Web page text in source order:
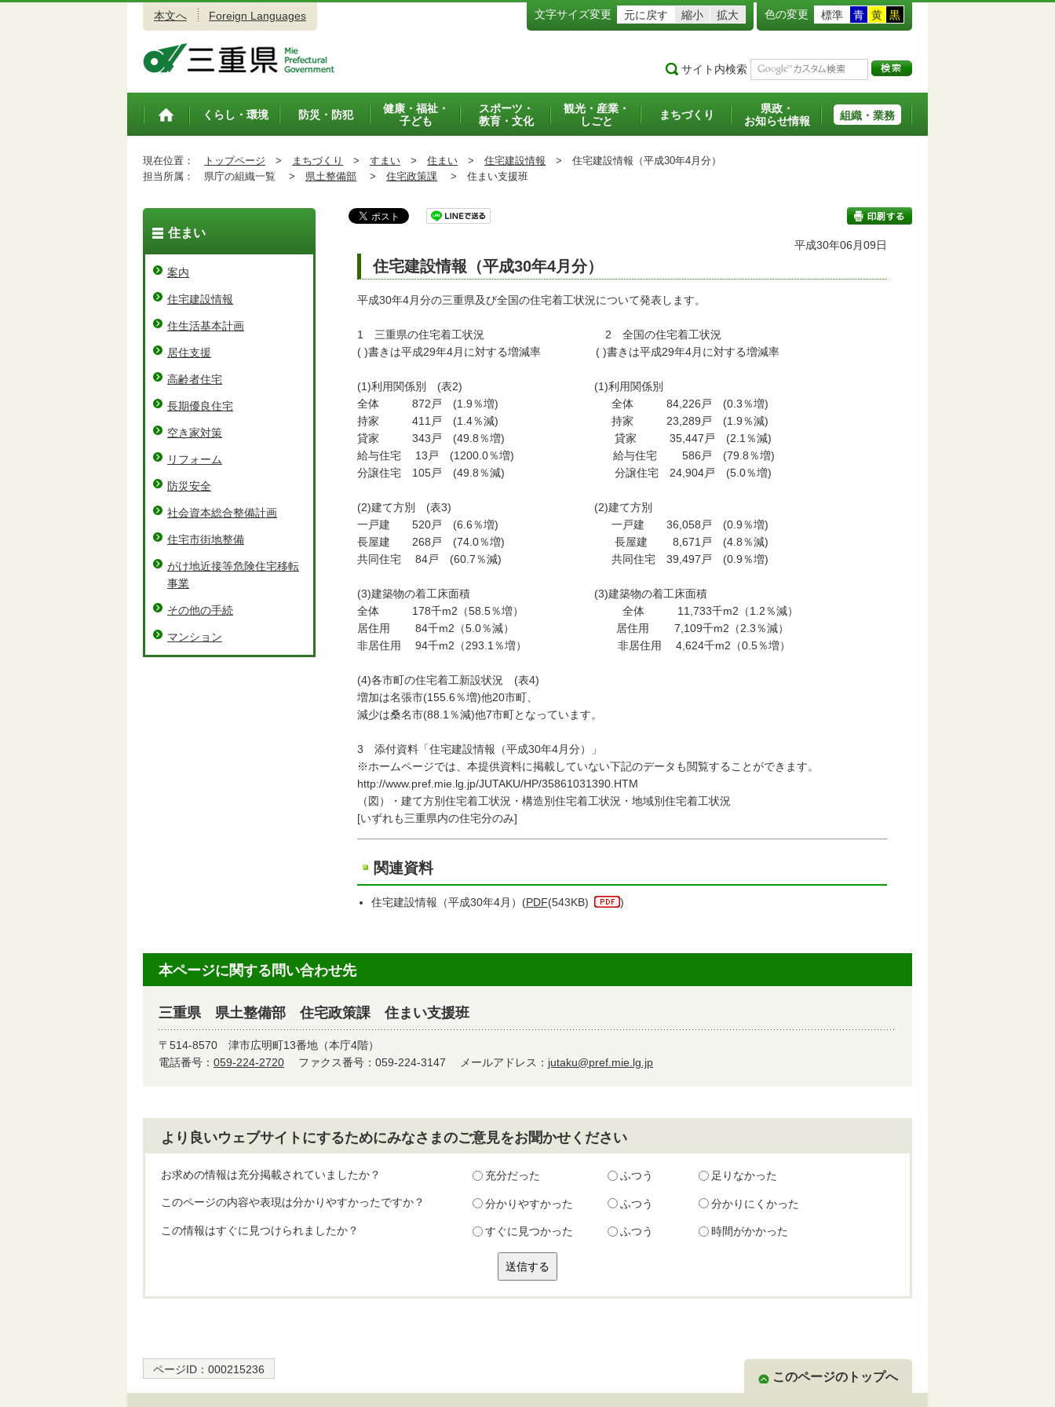
本文へ Foreign Languages 文字サイズ変更 元に戻す 縮小 拡大 色の変更 標準 青 黄 黒
サイト内検索
トップペ
くらし・環境 防災・防犯
健康・福祉・
子ども
スポーツ・
教育・文化
観光・産業・
しごと
まちづくり
県政・
お知らせ情報
組織・業務
現在位置： トップページ > まちづくり > すまい > 住まい > 住宅建設情報 > 住宅建設情報（平成30年4月分）
担当所属：
県庁の組織一覧 > 県土整備部 > 住宅政策課 > 住まい支援班
印刷する
平成30年06月09日
住宅建設情報（平成30年4月分）
平成30年4月分の三重県及び全国の住宅着工状況について発表します。
1 三重県の住宅着工状況 2 全国の住宅着工状況
( )書きは平成29年4月に対する増減率 ( )書きは平成29年4月に対する増減率
(1)利用関係別 (表2) (1)利用関係別
全体 872戸 (1.9％増) 全体 84,226戸 (0.3％増)
持家 411戸 (1.4％減) 持家 23,289戸 (1.9％減)
貸家 343戸 (49.8％増) 貸家 35,447戸 (2.1％減)
給与住宅 13戸 (1200.0％増) 給与住宅 586戸 (79.8％増)
分譲住宅 105戸 (49.8％減) 分譲住宅 24,904戸 (5.0％増)
(2)建て方別 (表3) (2)建て方別
一戸建 520戸 (6.6％増) 一戸建 36,058戸 (0.9％増)
長屋建 268戸 (74.0％増) 長屋建 8,671戸 (4.8％減)
共同住宅 84戸 (60.7％減) 共同住宅 39,497戸 (0.9％増)
(3)建築物の着工床面積 (3)建築物の着工床面積
全体 178千m2（58.5％増） 全体 11,733千m2（1.2％減）
居住用 84千m2（5.0％減） 居住用 7,109千m2（2.3％減）
非居住用 94千m2（293.1％増） 非居住用 4,624千m2（0.5％増）
(4)各市町の住宅着工新設状況 (表4)
増加は名張市(155.6％増)他20市町、
減少は桑名市(88.1％減)他7市町となっています。
3 添付資料「住宅建設情報（平成30年4月分）」
※ホームページでは、本提供資料に掲載していない下記のデータも閲覧することができます。
http://www.pref.mie.lg.jp/JUTAKU/HP/35861031390.HTM
（図）・建て方別住宅着工状況・構造別住宅着工状況・地域別住宅着工状況
[いずれも三重県内の住宅分のみ]
関連資料
住宅建設情報（平成30年4月）(PDF(543KB) )
住まい
案内
住宅建設情報
住生活基本計画
居住支援
高齢者住宅
長期優良住宅
空き家対策
リフォーム
防災安全
社会資本総合整備計画
住宅市街地整備
がけ地近接等危険住宅移転
事業
その他の手続
マンション
本ページに関する問い合わせ先
三重県 県土整備部 住宅政策課 住まい支援班
〒514-8570 津市広明町13番地（本庁4階）
電話番号： 059-224-2720 ファクス番号：059-224-3147 メールアドレス： jutaku@pref.mie.lg.jp
より良いウェブサイトにするためにみなさまのご意見をお聞かせください
お求めの情報は充分掲載されていましたか？ 充分だった ふつう 足りなかった
このページの内容や表現は分かりやすかったですか？ 分かりやすかった ふつう 分かりにくかった
この情報はすぐに見つけられましたか？ すぐに見つかった ふつう 時間がかかった
ページID： 000215236
このページのトップへ